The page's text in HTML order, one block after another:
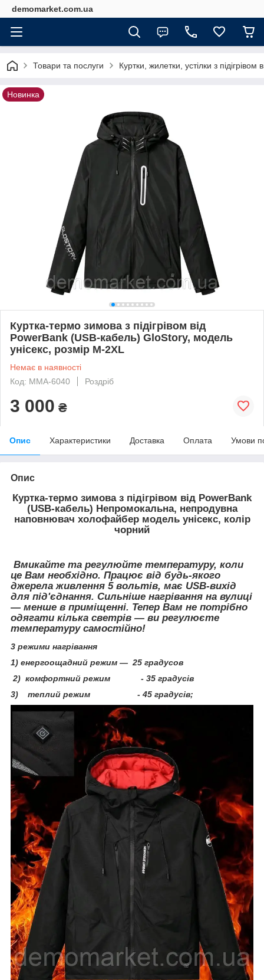
demomarket.com.ua
Товари та послуги Куртки, жилетки, устілки з
Новинка
Куртка-термо зимова з підігрівом від
PowerBank (USB-кабель) GloStory, модель
унісекс, розмір М-2XL
Немає в наявності
Код: ММА-6040
Роздріб
3 000 ₴
Опис Характеристики Доставка Оплата Умови
Опис
Куртка-термо зимова з підігрівом від PowerBank
(USB-кабель) Непромокальна, непродувна
наповнювач холофайбер модель унісекс, колір
чорний
Вмикайте та регулюйте температуру, коли
це Вам необхідно. Працює від будь-якого
джерела живлення 5 вольтів, має USB-вихід
для під'єднання. Сильніше нагрівання на вулиці
— менше в приміщенні. Тепер Вам не потрібно
одягати кілька светрів — ви регулюєте
температуру самостійно!
3 режими нагрівання
1) енергоощадний режим — 25 градусов
2) комфортний режим - 35 градусів
3) теплий режим - 45 градусів;